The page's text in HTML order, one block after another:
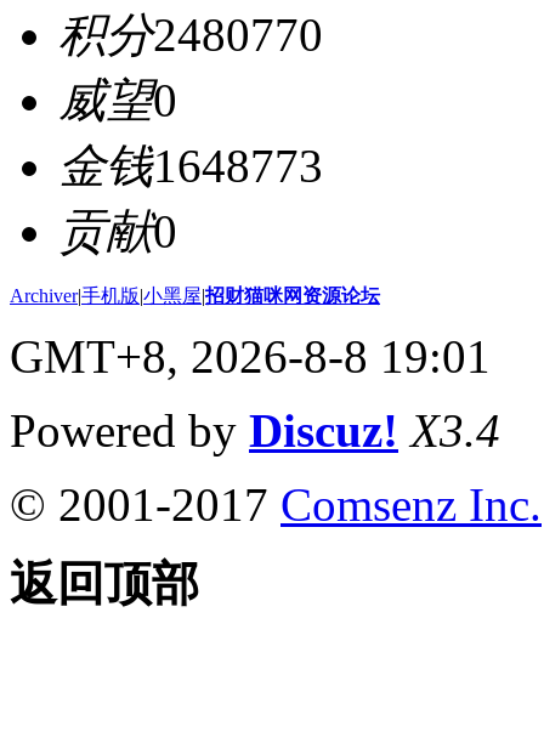
积分2480770
威望0
金钱1648773
贡献0
Archiver|手机版|小黑屋|招财猫咪网资源论坛
GMT+8, 2026-8-8 19:01
Powered by Discuz! X3.4
© 2001-2017 Comsenz Inc.
返回顶部